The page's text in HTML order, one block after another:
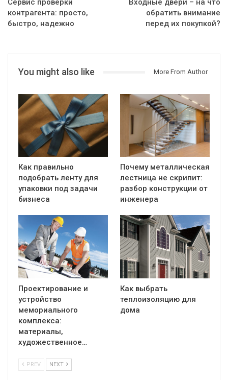
Сервис проверки
контрагента: просто,
быстро, надежно
Входные двери – на что
обратить внимание
перед их покупкой?
You might also like More From Author
Как правильно
подобрать ленту для
упаковки под задачи
бизнеса
Почему металлическая
лестница не скрипит:
разбор конструкции от
инженера
Проектирование и
устройство
мемориального
комплекса:
материалы,
художественное…
Как выбрать
теплоизоляцию для
дома
PREV NEXT